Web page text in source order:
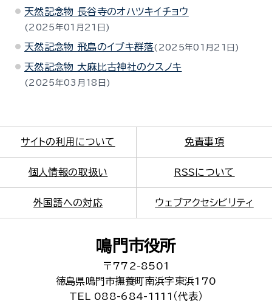
天然記念物 長谷寺のオハツキイチョウ
2025年01月21日
天然記念物 飛島のイブキ群落 2025年01月21日
天然記念物 大麻比古神社のクスノキ
2025年03月18日
サイトの利用について 免責事項
個人情報の取扱い RSSについて
外国語への対応 ウェブアクセシビリティ
鳴門市役所
〒772-8501
徳島県鳴門市撫養町南浜字東浜170
TEL 088-684-1111（代表）